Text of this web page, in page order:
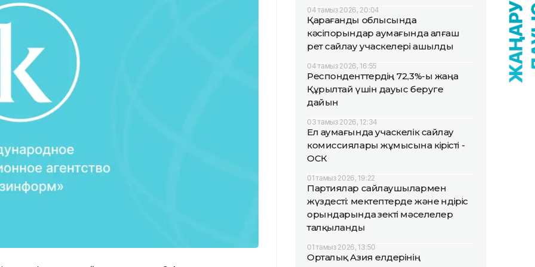
04 тамыз 2026, 20:04
Қарағанды облысында
кәсіпорындар аумағында алғаш
рет сайлау учаскелері ашылды
04 тамыз 2026, 16:55
Респонденттердің 72,3%-ы жаңа
Құрылтай үшін дауыс беруге
дайын
03 тамыз 2026, 12:34
Ел аумағында учаскелік сайлау
комиссиялары жұмысына кірісті -
ОСК
01 тамыз 2026, 19:22
Партиялар сайлаушылармен
жүздесті: мектептерде және өндіріс
орындарында өзекті мәселелер
талқыланды
01 тамыз 2026, 13:50
Орталық Азия елдерінің